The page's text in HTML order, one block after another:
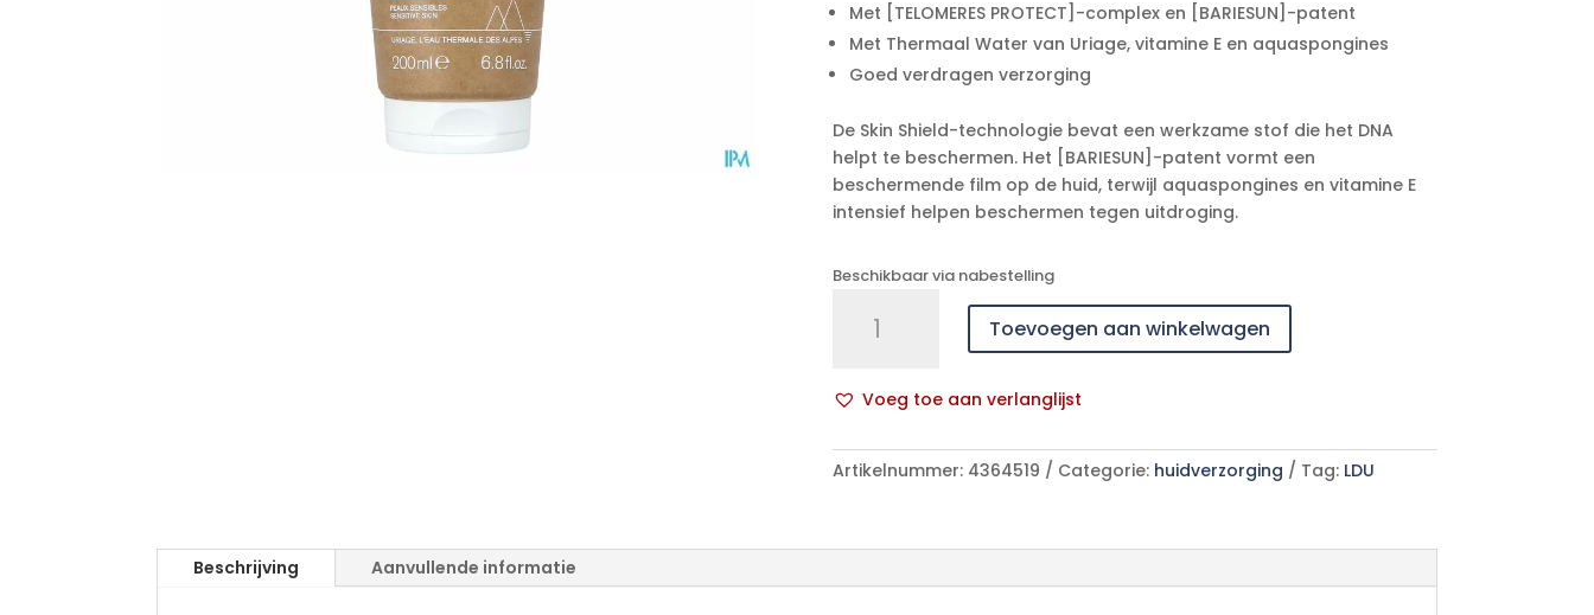
Met [TELOMERES PROTECT]-complex en [BARIESUN]-patent
Met Thermaal Water van Uriage, vitamine E en aquaspongines
Goed verdragen verzorging
De Skin Shield-technologie bevat een werkzame stof die het DNA
helpt te beschermen. Het [BARIESUN]-patent vormt een
beschermende film op de huid, terwijl aquaspongines en vitamine E
intensief helpen beschermen tegen uitdroging.
Beschikbaar via nabestelling
Bariesun
T
200ml
Toevoegen aan winkelwagen
Voeg toe aan verlanglijst
l
t
a
Artikelnummer: 4364519 Categorie: huidverzorging Tag: LDU
Beschrijving Aanvullende informatie